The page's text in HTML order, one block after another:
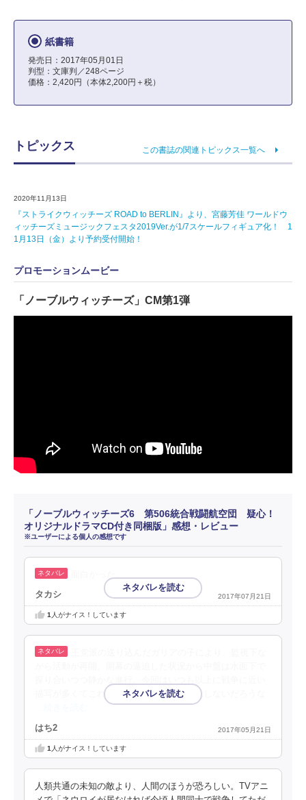
紙書籍
発売日：2017年05月01日
判型：文庫判／248ページ
価格：2,420円（本体2,200円＋税）
トピックス この書誌の関連トピックス一覧へ
2020年11月13日
『ストライクウィッチーズ ROAD to BERLIN』より、宮藤芳佳 ワールドウ
ィッチーズミュージックフェスタ2019Ver.が1/7スケールフィギュア化！ 1
1月13日（金）より予約受付開始！
プロモーションムービー
「ノーブルウィッチーズ」CM第1弾
「ノーブルウィッチーズ6 第506統合戦闘航空団 疑心！
オリジナルドラマCD付き同梱版」感想・レビュー
※ユーザーによる個人の感想です
タカシ 2017年07月21日
1 人がナイス！しています
描写が多くてこれはそのままだとアニメ化しないだろうな
はち2 2017年05月21日
1 人がナイス！しています
人類共通の未知の敵より、人間のほうが恐ろしい。TVアニ